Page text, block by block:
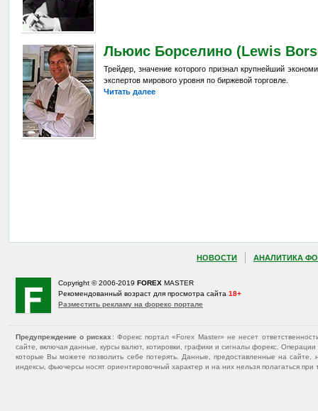
Льюис Борселино (Lewis
Трейдер, значение которого признал крупнейший
экспертов мирового уровня по биржевой торговле.
Читать далее
НОВОСТИ АНАЛИТИКА
Copyright © 2006-2019 FOREX MASTER
Рекомендованный возраст для просмотра сайта 18+
Разместить рекламу на форекс портале
Предупреждение о рисках : Форекс портал «Forex Master» не несет
сайте, включая данные, курсы валют, котировки, графики и сигналы форекс.
которые Вы можете позволить себе потерять. Данные, предоставленные на
индексы, фьючерсы носят ориентировочный характер и на них нельзя полагаться при